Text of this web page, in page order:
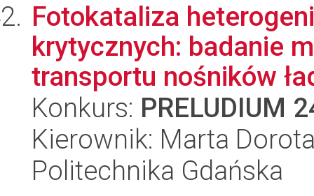
Fotokataliza
krytycznych: badanie
transportu nośników
Konkurs: PRELUDIUM
Kierownik: Marta
Politechnika Gdańska